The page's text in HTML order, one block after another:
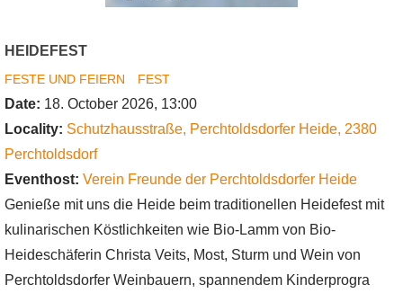
HEIDEFEST
FESTE UND FEIERN FEST
Date: 18. October 2026, 13:00
Locality: Schutzhausstraße, Perchtoldsdorfer Heide, 2380
Perchtoldsdorf
Eventhost: Verein Freunde der Perchtoldsdorfer Heide
Genieße mit uns die Heide beim traditionellen Heidefest mit
kulinarischen Köstlichkeiten wie Bio-Lamm von Bio-
Heideschäferin Christa Veits, Most, Sturm und Wein von
Perchtoldsdorfer Weinbauern, spannendem Kinderprogra